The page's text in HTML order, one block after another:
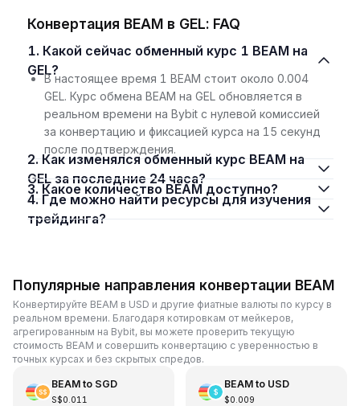
Конвертация BEAM в GEL: FAQ
1. Какой сейчас обменный курс 1 BEAM на
GEL?
В настоящее время 1 BEAM стоит около 0.004
GEL. Курс обмена BEAM на GEL обновляется в
реальном времени на Bybit с нулевой комиссией
за конвертацию и фиксацией курса на 15 секунд
после подтверждения.
2. Как изменялся обменный курс BEAM на
GEL за последние 24 часа?
3. Какое количество BEAM доступно?
4. Где можно найти ресурсы для изучения
трейдинга?
Популярные направления конвертации BEAM
Конвертируйте BEAM в USD и другие фиатные валюты по курсу в
реальном времени. Благодаря котировкам от мейкеров,
агрегированным на Bybit, вы можете проверить текущую
стоимость BEAM и совершить конвертацию с уверенностью в
точных курсах и без скрытых спредов.
BEAMto SGD
S$0.011
BEAMto USD
$0.009